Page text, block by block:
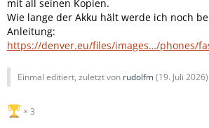
mit all seinen Kopien.
Wie lange der Akku hält werde ich noch
Anleitung:
https://denver.eu/files/images…/phones/
Einmal editiert, zuletzt von rudolfm(19. Juli 2026)
3